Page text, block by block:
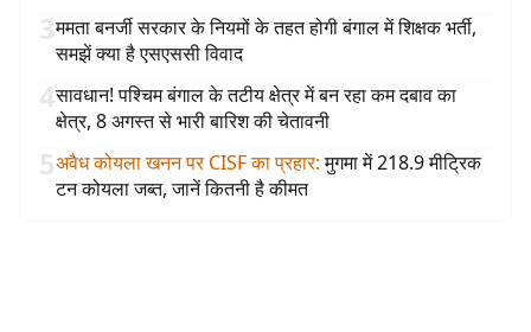
3ममता बनर्जी सरकार के नियमों के तहत होगी बंगाल में शिक्षक भर्ती,
समझें क्या है एसएससी विवाद
4सावधान! पश्चिम बंगाल के तटीय क्षेत्र में बन रहा कम दबाव का
क्षेत्र, 8 अगस्त से भारी बारिश की चेतावनी
5अवैध कोयला खनन पर CISF का प्रहार: मुगमा में 218.9 मीट्रिक
टन कोयला जब्त, जानें कितनी है कीमत